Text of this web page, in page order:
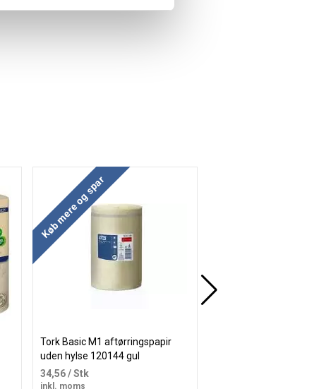
Køb mere og spar
Tork Basic M1 aftørringspapir
uden hylse 120144 gul
34,56/ Stk
inkl. moms